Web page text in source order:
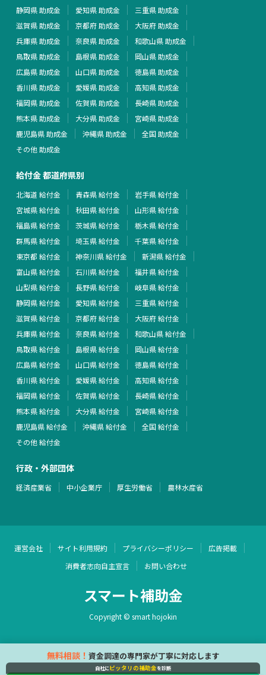
静岡県 助成金
愛知県 助成金
三重県 助成金
滋賀県 助成金
京都府 助成金
大阪府 助成金
兵庫県 助成金
奈良県 助成金
和歌山県 助成金
鳥取県 助成金
島根県 助成金
岡山県 助成金
広島県 助成金
山口県 助成金
徳島県 助成金
香川県 助成金
愛媛県 助成金
高知県 助成金
福岡県 助成金
佐賀県 助成金
長崎県 助成金
熊本県 助成金
大分県 助成金
宮崎県 助成金
鹿児島県 助成金
沖縄県 助成金
全国 助成金
その他 助成金
給付金 都道府県別
北海道 給付金 青森県 給付金
岩手県 給付金
宮城県 給付金
秋田県 給付金
山形県 給付金
福島県 給付金
茨城県 給付金
栃木県 給付金
群馬県 給付金
埼玉県 給付金
千葉県 給付金
東京都 給付金
神奈川県 給付金
新潟県 給付金
富山県 給付金
石川県 給付金
福井県 給付金
山梨県 給付金
長野県 給付金
岐阜県 給付金
静岡県 給付金
愛知県 給付金
三重県 給付金
滋賀県 給付金
京都府 給付金
大阪府 給付金
兵庫県 給付金
奈良県 給付金
和歌山県 給付金
鳥取県 給付金
島根県 給付金
岡山県 給付金
広島県 給付金
山口県 給付金
徳島県 給付金
香川県 給付金
愛媛県 給付金
高知県 給付金
福岡県 給付金
佐賀県 給付金
長崎県 給付金
熊本県 給付金
大分県 給付金
宮崎県 給付金
鹿児島県 給付金
沖縄県 給付金
全国 給付金
その他 給付金
行政・外部団体
経済産業省 中小企業庁 厚生労働省 農林水産省
運営会社 サイト利用規約 プライバシーポリシー
広告掲載
消費者志向自主宣言
お問い合わせ
スマート補助金
Copyright © smart hojokin
無料相談！ 資金調達の専門家が丁寧に対応します
自社にピッタリの補助金を診断